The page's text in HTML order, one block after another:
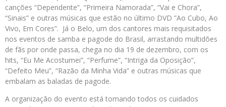
canções “Dependente”, “Primeira Namorada”, “Vai e Chora”,
“Sinais” e outras músicas que estão no último DVD ”Ao Cubo, Ao
Vivo, Em Cores”. Já o Belo, um dos cantores mais requisitados
nos eventos de samba e pagode do Brasil, arrastando multidões
de fãs por onde passa, chega no dia 19 de dezembro, com os
hits, “Eu Me Acostumei”, “Perfume”, “Intriga da Oposição”,
“Defeito Meu”, “Razão da Minha Vida” e outras músicas que
embalam as baladas de pagode.
A organização do evento está tomando todos os cuidados